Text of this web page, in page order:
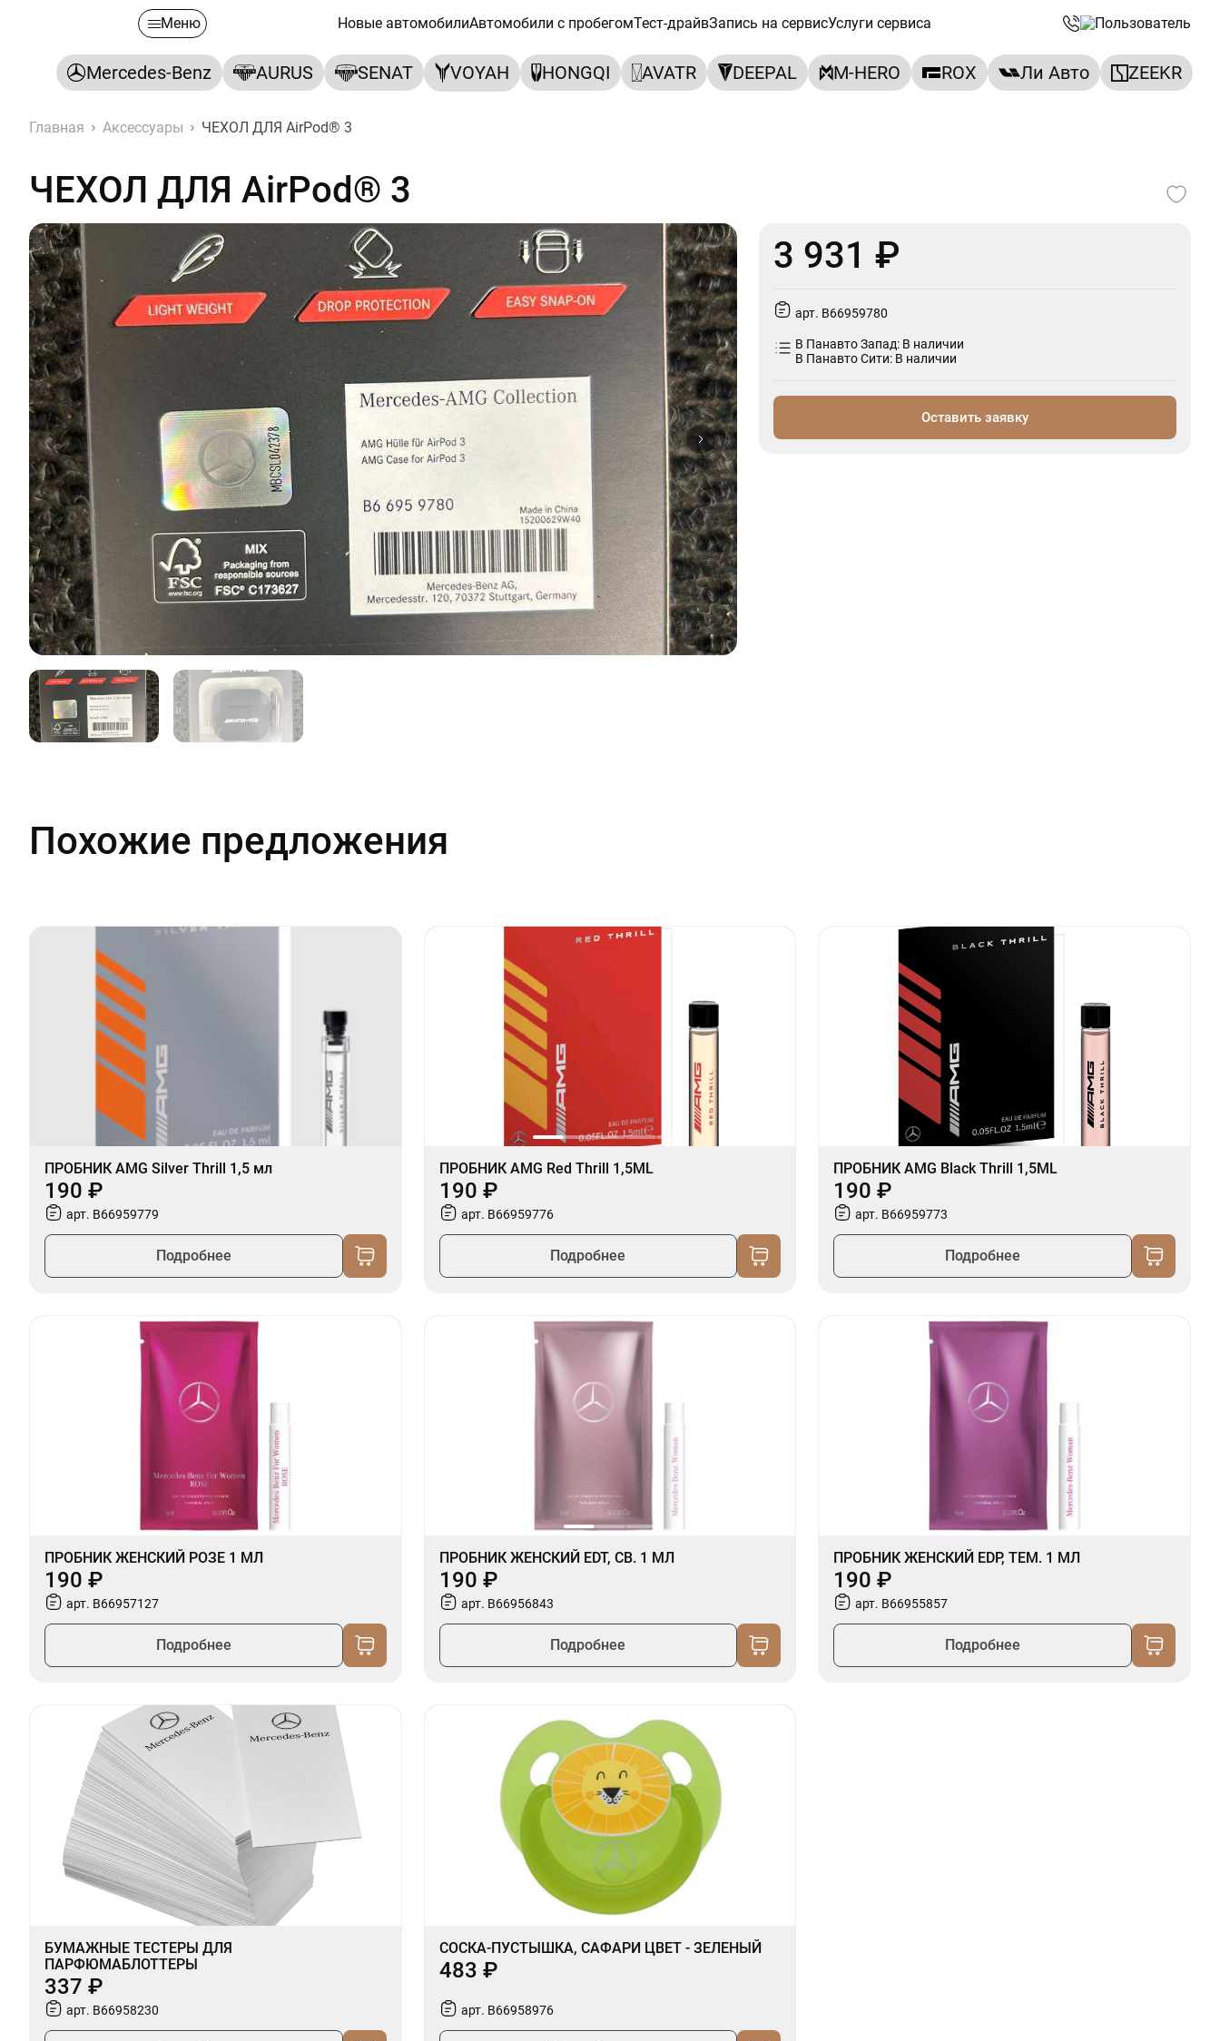
Меню Новые автомобилиАвтомобили с пробегомТест-драйвЗапись на сервисУслуги сервиса
Mercedes-Benz AURUS SENAT VOYAH HONGQI AVATR DEEPAL M-HERO ROX Ли Авто ZEEKR
Главная Аксессуары ЧЕХОЛ ДЛЯ AirPod® 3
ЧЕХОЛ ДЛЯ AirPod® 3
ЧЕХОЛ ДЛЯ AirPod® 3
3 931 ₽
арт. B66959780
В Панавто Запад: В наличии
В Панавто Сити: В наличии
Оставить заявку
Похожие предложения
ПРОБНИК AMG Silver Thrill 1,5 мл
190 ₽
арт. B66959779
Подробнее
ПРОБНИК AMG Red Thrill 1,5ML
190 ₽
арт. B66959776
Подробнее
ПРОБНИК AMG Black Thrill 1,5ML
190 ₽
арт. B66959773
Подробнее
ПРОБНИК ЖЕНСКИЙ РОЗЕ 1 МЛ
190 ₽
арт. B66957127
Подробнее
ПРОБНИК ЖЕНСКИЙ EDT, СВ. 1 МЛ
190 ₽
арт. B66956843
Подробнее
ПРОБНИК ЖЕНСКИЙ EDP, ТЕМ. 1 МЛ
190 ₽
арт. B66955857
Подробнее
БУМАЖНЫЕ ТЕСТЕРЫ ДЛЯ
ПАРФЮМАБЛОТТЕРЫ
337 ₽
арт. B66958230
СОСКА-ПУСТЫШКА, САФАРИ ЦВЕТ - ЗЕЛЕНЫЙ
483 ₽
арт. B66958976